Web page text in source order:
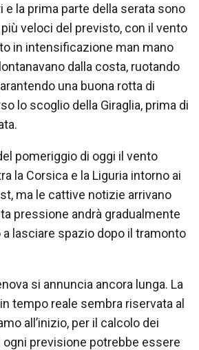
e la prima parte della serata sono
veloci del previsto, con il vento
in intensificazione man mano
dalla costa, ruotando
una buona rotta di
lo scoglio della Giraglia, prima di
pomeriggio di oggi il vento
la Corsica e la Liguria intorno ai
ma le cattive notizie arrivano
pressione andrà gradualmente
lasciare spazio dopo il tramonto
si annuncia ancora lunga. La
tempo reale sembra riservata al
all’inizio, per il calcolo dei
previsione potrebbe essere